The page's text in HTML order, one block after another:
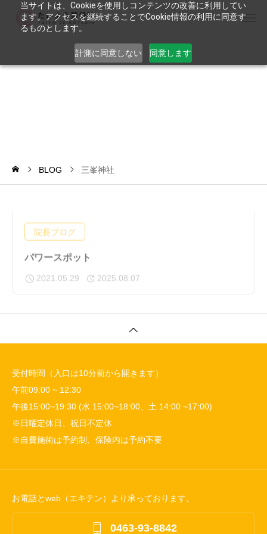
当サイトは、Cookieを使用しコンテンツの改善に利用してい
ます。アクセスを継続することでCookie情報の利用に同意す
るものとします。
計測に同意しない 同意します
BLOG 三峯神社
院長ブログ
パワースポット
2021.05.29 2025.08.07
受付時間（入口は10分前から開きます）
午前09:00 ~ 12:30
午後15:00~19:30 (水 15:00~18:00、土 14:00 ~17:00)
※日曜定休日、祝日不定休
※自費施術は予約制、保険内は予約不要
お電話とweb（エキテン）より承っております。
 0463-93-8842